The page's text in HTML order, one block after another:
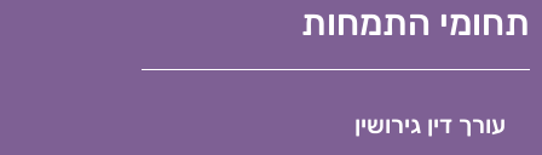
התמחות
עורך דין גירושין